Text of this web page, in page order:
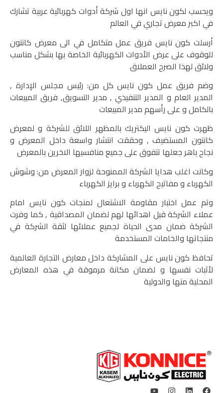
ويحسب لكون نايس انها اول شركة أدوات كهربائية عربية تشارك
في اكبر معرض تجاري في العالم
أرسلت كون نايس فريق عمل متكامل في الى معرض كانتون
للوقوف على عرض الأدوات الكهربائية الخاصة بها بشكل مناسب
ولائق لهذا الصرح العملاق
وضم فريق عمل كون نايس كل من: رئيس مجلس الإدارة ,
المدير العام و المدير التنفيذي , مدير التسويق, فريق المبيعات
بالكامل و على رأسهم مدير المبيعات
ظهرت كون نايس اليكتريك بالمظهر اللائق للشركة و لمعرض
كانتون المستضيف , وحققت انتشار واسعة داخل المعرض و
نجاح باهر جعلها تتفوق على جميع منافسيها الاخرين بالمعرض
وكانت اغلب هدايا الشركة الممنوحة لزوار المعرض من:وشوش
الكهرباء ومفاتيح الكهرباء و برايز الكهرباء
وتم عمل اختبار مقاومة الاشتعال لمنجات كون نايس امام
عملاء الشركة قبل اهدائها لهم لضمان المصداقية , كما وفرت
الشركة ضمان مدى الحياة لجميع عملائها لثقة الشركة في
منتجاتها والخامات المستخدمة
تحافظ كون نايس على المشاركة داخل معارض التجارة العالمية
لأثبات نفسها و لضمان مكانة مرموقة في هذه المعارض
المحلية منها والدولية